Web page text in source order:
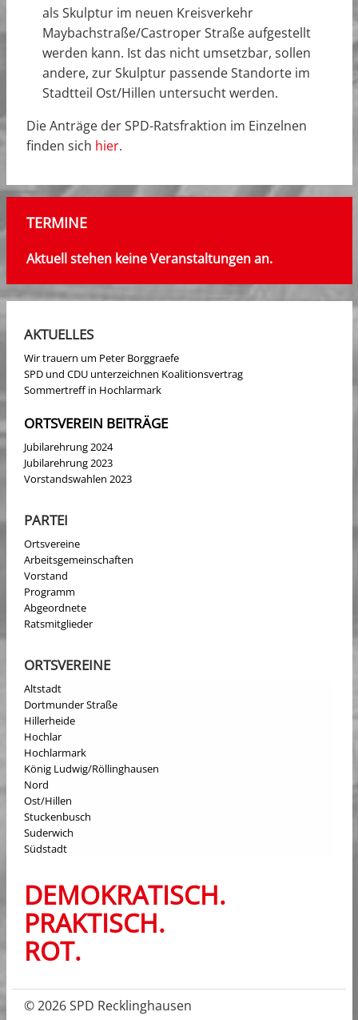
als Skulptur im neuen Kreisverkehr
Maybachstraße/Castroper Straße aufgestellt
werden kann. Ist das nicht umsetzbar, sollen
andere, zur Skulptur passende Standorte im
Stadtteil Ost/Hillen untersucht werden.
Die Anträge der SPD-Ratsfraktion im Einzelnen
finden sich hier.
TERMINE
Aktuell stehen keine Veranstaltungen an.
AKTUELLES
Wir trauern um Peter Borggraefe
SPD und CDU unterzeichnen Koalitionsvertrag
Sommertreff in Hochlarmark
ORTSVEREIN BEITRÄGE
Jubilarehrung 2024
Jubilarehrung 2023
Vorstandswahlen 2023
PARTEI
Ortsvereine
Arbeitsgemeinschaften
Vorstand
Programm
Abgeordnete
Ratsmitglieder
ORTSVEREINE
Altstadt
Dortmunder Straße
Hillerheide
Hochlar
Hochlarmark
König Ludwig/Röllinghausen
Nord
Ost/Hillen
Stuckenbusch
Suderwich
Südstadt
DEMOKRATISCH.
PRAKTISCH.
ROT.
© 2026 SPD Recklinghausen